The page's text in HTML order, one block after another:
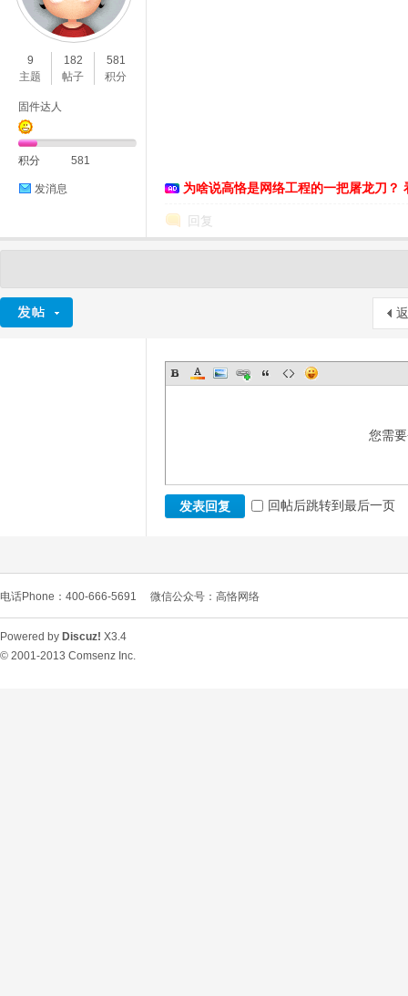
9
主题
182
帖子
581
积分
固件达人
积分 581
发消息 为啥说高恪是网络工程的一把屠龙刀？
回复
您需
发表回复 回帖后跳转到最后一页
电话Phone：400-666-5691 微信公众号：高恪网络
Powered by Discuz! X3.4
© 2001-2013 Comsenz Inc.